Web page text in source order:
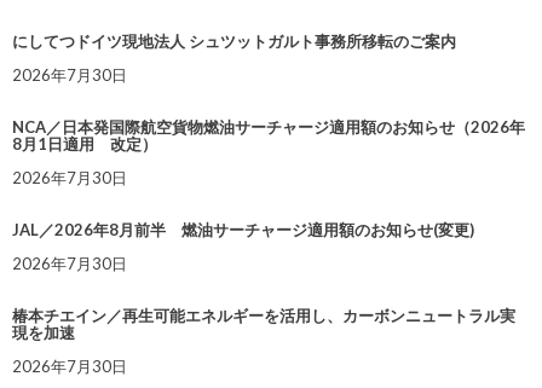
にしてつドイツ現地法人 シュツットガルト事務所移転のご案内
2026年7月30日
NCA／日本発国際航空貨物燃油サーチャージ適用額のお知らせ（2026年
8月1日適用 改定）
2026年7月30日
JAL／2026年8月前半 燃油サーチャージ適用額のお知らせ(変更)
2026年7月30日
椿本チエイン／再生可能エネルギーを活用し、カーボンニュートラル実
現を加速
2026年7月30日